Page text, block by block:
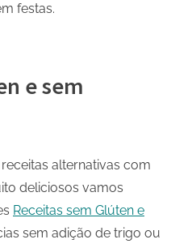
festas.
e sem
alternativas com
deliciosos vamos
Receitas sem Glúten e
sem adição de trigo ou